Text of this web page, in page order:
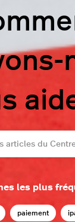
les plus
paiement